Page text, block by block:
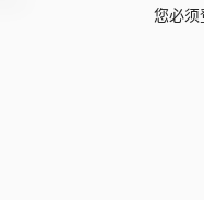
您必须